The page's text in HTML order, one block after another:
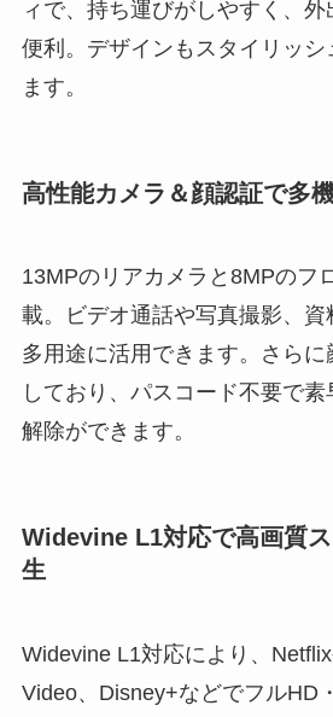
ィで、持ち運びがしやすく、
便利。デザインもスタイリッシ
ます。
高性能カメラ＆顔認証で多
13MPのリアカメラと8MPのフ
載。ビデオ通話や写真撮影、
多用途に活用できます。さら
しており、パスコード不要で
解除ができます。
Widevine L1対応で高画質
生
Widevine L1対応により、
Video、Disney+などでフルHD